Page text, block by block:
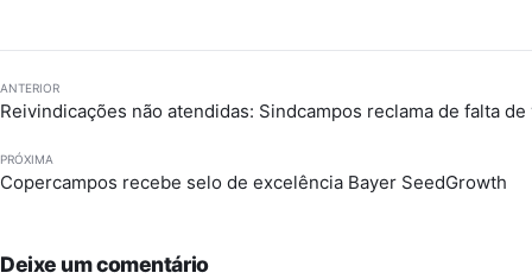
ANTERIOR
Reivindicações não atendidas: Sindcampos reclama de falta
PRÓXIMA
Copercampos recebe selo de excelência Bayer SeedGrowth
Deixe um comentário